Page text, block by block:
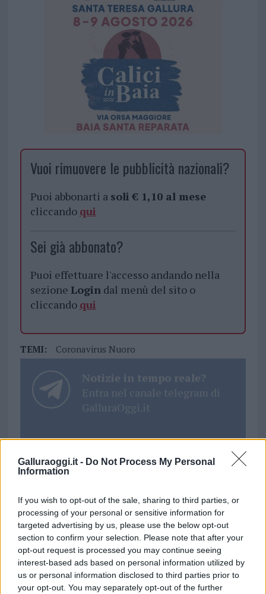
Galluraoggi.it - Do Not Process My Personal
Information
If you wish to opt-out of the sale, sharing to third parties, or
processing of your personal or sensitive information for
targeted advertising by us, please use the below opt-out
section to confirm your selection. Please note that after your
opt-out request is processed you may continue seeing
interest-based ads based on personal information utilized by
us or personal information disclosed to third parties prior to
your opt-out. You may separately opt-out of the further
Vuoi rimuovere le pubblicità nazionali?
Puoi abbonarti a soli € 1,10 al mese
cliccando qui
Sei già abbonato?
Puoi effettuare l'accesso andando nella
sezione Logindal menù del sito o
cliccando qui
TEMI: Coronavirus Nuoro
Notizie in tempo reale?
Entra nel canale telegram di
GalluraOggi.it
Inviaci le tue segnalazioni,
Su WhatsApp al numero +39
345 356 7512
Ricevi le nostre ultime news